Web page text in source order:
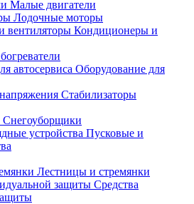
Малые двигатели
Лодочные моторы
Кондиционеры и
Оборудование для
Стабилизаторы
Снегоуборщики
Пусковые и
Лестницы и стремянки
Средства